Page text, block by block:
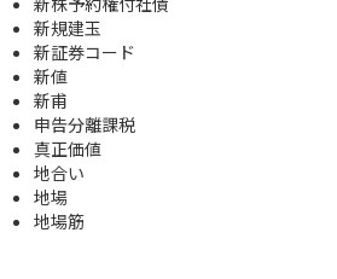
新規建玉
新証券コード
新値
新甫
申告分離課税
真正価値
地合い
地場
地場筋